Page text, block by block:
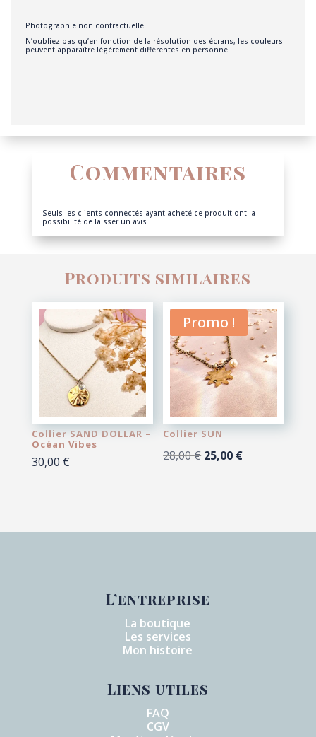
Photographie non contractuelle.
N’oubliez pas qu’en fonction de la résolution des écrans, les couleurs
peuvent apparaître légèrement différentes en personne.
Commentaires
Seuls les clients connectés ayant acheté ce produit ont la
possibilité de laisser un avis.
Produits similaires
Collier SAND DOLLAR –
Océan Vibes
30,00 €
Promo !
Collier SUN
28,00€ Le
25,00 €Le
L’entreprise
La boutique
Les services
Mon histoire
Liens utiles
FAQ
CGV